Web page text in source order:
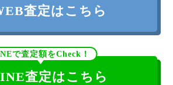
査定はこちら
で査定額をCheck！
査定はこちら